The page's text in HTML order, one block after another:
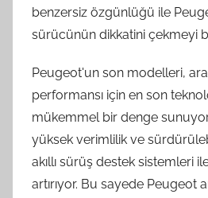
benzersiz özgünlüğü ile
sürücünün dikkatini çekmeyi
Peugeot'un son modelleri,
performansı için en son
mükemmel bir denge
yüksek verimlilik ve
akıllı sürüş destek sistemleri
artırıyor. Bu sayede Peugeot